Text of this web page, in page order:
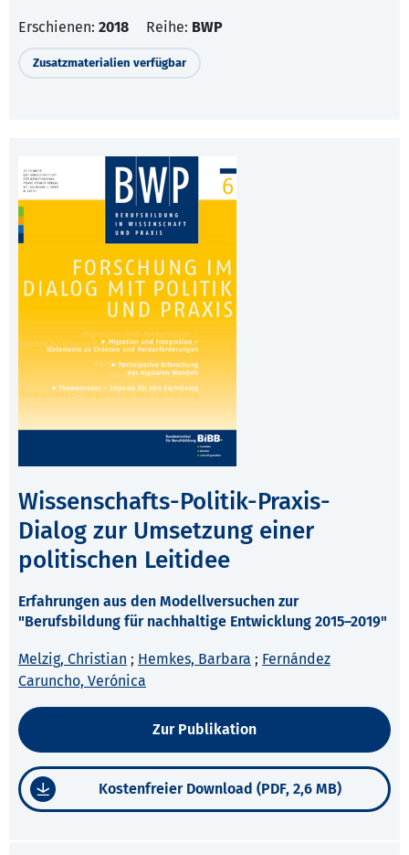
Erschienen: 2018 Reihe: BWP
Zusatzmaterialien verfügbar
Wissenschafts-Politik-Praxis-
Dialog zur Umsetzung einer
politischen Leitidee
Erfahrungen aus den Modellversuchen zur
"Berufsbildung für nachhaltige Entwicklung 2015–2019"
Melzig, Christian ; Hemkes, Barbara ; Fernández
Caruncho, Verónica
Zur Publikation
Kostenfreier Download (PDF, 2,6 MB)